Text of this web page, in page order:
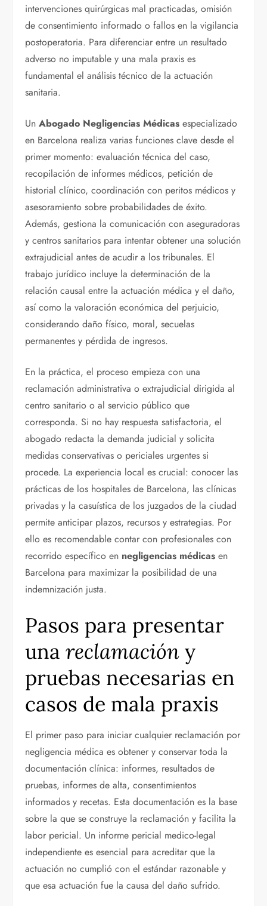
intervenciones quirúrgicas mal practicadas, omisión
de consentimiento informado o fallos en la vigilancia
postoperatoria. Para diferenciar entre un resultado
adverso no imputable y una mala praxis es
fundamental el análisis técnico de la actuación
sanitaria.
UnAbogado Negligencias Médicas especializado
en Barcelona realiza varias funciones clave desde el
primer momento: evaluación técnica del caso,
recopilación de informes médicos, petición de
historial clínico, coordinación con peritos médicos y
asesoramiento sobre probabilidades de éxito.
Además, gestiona la comunicación con aseguradoras
y centros sanitarios para intentar obtener una solución
extrajudicial antes de acudir a los tribunales. El
trabajo jurídico incluye la determinación de la
relación causal entre la actuación médica y el daño,
así como la valoración económica del perjuicio,
considerando daño físico, moral, secuelas
permanentes y pérdida de ingresos.
En la práctica, el proceso empieza con una
reclamación administrativa o extrajudicial dirigida al
centro sanitario o al servicio público que
corresponda. Si no hay respuesta satisfactoria, el
abogado redacta la demanda judicial y solicita
medidas conservativas o periciales urgentes si
procede. La experiencia local es crucial: conocer las
prácticas de los hospitales de Barcelona, las clínicas
privadas y la casuística de los juzgados de la ciudad
permite anticipar plazos, recursos y estrategias. Por
ello es recomendable contar con profesionales con
recorrido específico en negligencias médicas en
Barcelona para maximizar la posibilidad de una
indemnización justa.
Pasos para presentar
unareclamación y
pruebas necesarias en
casos de mala praxis
El primer paso para iniciar cualquier reclamación por
negligencia médica es obtener y conservar toda la
documentación clínica: informes, resultados de
pruebas, informes de alta, consentimientos
informados y recetas. Esta documentación es la base
sobre la que se construye la reclamación y facilita la
labor pericial. Un informe pericial medico-legal
independiente es esencial para acreditar que la
actuación no cumplió con el estándar razonable y
que esa actuación fue la causa del daño sufrido.